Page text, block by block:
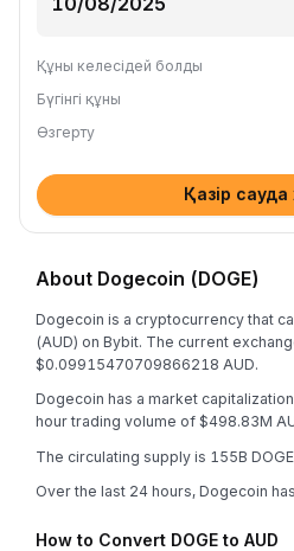
Құны келесідей болды
Бүгінгі құны
Өзгерту
Қазір
About Dogecoin (DOGE)
Dogecoin is a cryptocurrency that
(AUD) on Bybit. The current
$0.09915470709866218 AUD.
Dogecoin has a market
hour trading volume of $498.83M
The circulating supply is 155B
Over the last 24 hours, Dogecoin
How to Convert DOGE to AUD